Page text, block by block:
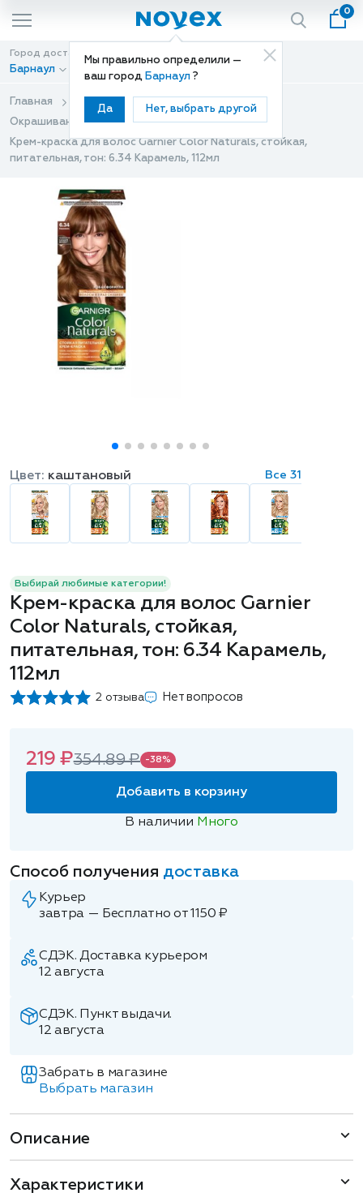
Мы правильно определили —
ваш город Барнаул ?
Да Нет, выбрать другой
0
Город доставки
Барнаул
Способ доставки
Доставка
Главная Каталог
Уход за волосами
Окрашивание волос
Краски для волос
Крем-краска для волос Garnier Color Naturals, стойкая,
питательная, тон: 6.34 Карамель, 112мл
Выбирай любимые категории!
Крем-краска для волос Garnier
Color Naturals, стойкая,
питательная, тон: 6.34 Карамель,
112мл
2 отзыва Нет вопросов
Цвет: каштановый Все 31
219 ₽354.89 ₽ -38%
Добавить в корзину
В наличии Много
Способ получения доставка
Курьер
завтра — Бесплатно от 1150 ₽
СДЭК. Доставка курьером
12 августа
СДЭК. Пункт выдачи.
12 августа
Забрать в магазине
Выбрать магазин
Описание
Характеристики